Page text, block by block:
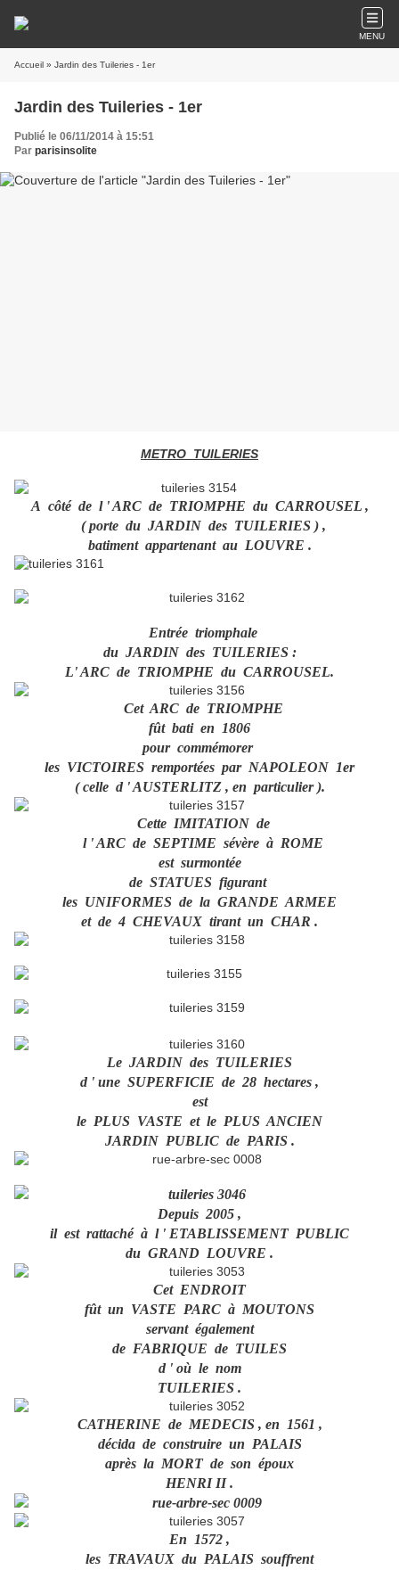
MENU
Accueil » Jardin des Tuileries - 1er
Jardin des Tuileries - 1er
Publié le 06/11/2014 à 15:51
Par parisinsolite
METRO TUILERIES
A côté de l ' ARC de TRIOMPHE du CARROUSEL ,
( porte du JARDIN des TUILERIES ) ,
batiment appartenant au LOUVRE .
Entrée triomphale
du JARDIN des TUILERIES :
L' ARC de TRIOMPHE du CARROUSEL.
Cet ARC de TRIOMPHE
fût bati en 1806
pour commémorer
les VICTOIRES remportées par NAPOLEON 1er
( celle d ' AUSTERLITZ , en particulier ).
Cette IMITATION de
l ' ARC de SEPTIME sévère à ROME
est surmontée
de STATUES figurant
les UNIFORMES de la GRANDE ARMEE
et de 4 CHEVAUX tirant un CHAR .
Le JARDIN des TUILERIES
d ' une SUPERFICIE de 28 hectares ,
est
le PLUS VASTE et le PLUS ANCIEN
JARDIN PUBLIC de PARIS .
Depuis 2005 ,
il est rattaché à l ' ETABLISSEMENT PUBLIC
du GRAND LOUVRE .
Cet ENDROIT
fût un VASTE PARC à MOUTONS
servant également
de FABRIQUE de TUILES
d ' où le nom
TUILERIES .
CATHERINE de MEDECIS , en 1561 ,
décida de construire un PALAIS
après la MORT de son époux
HENRI II .
En 1572 ,
les TRAVAUX du PALAIS souffrent